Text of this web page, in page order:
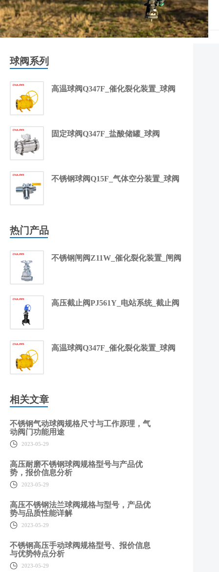
球阀系列
高温球阀Q347F_催化裂化装置_球阀
固定球阀Q347F_盐酸储罐_球阀
不锈钢球阀Q15F_气体空分装置_球阀
热门产品
不锈钢闸阀Z11W_催化裂化装置_闸阀
高压截止阀PJ561Y_电站系统_截止阀
高温球阀Q347F_催化裂化装置_球阀
相关文章
不锈钢气动球阀规格尺寸与工作原理，气
动阀门功能用途
2023-05-29
高压耐磨不锈钢球阀规格型号与产品优
势，报价信息分析
2023-05-29
高压不锈钢法兰球阀规格与型号，产品优
势与品质性能详解
2023-05-29
不锈钢高压手动球阀规格型号、报价信息
与优势特点分析
2023-05-29